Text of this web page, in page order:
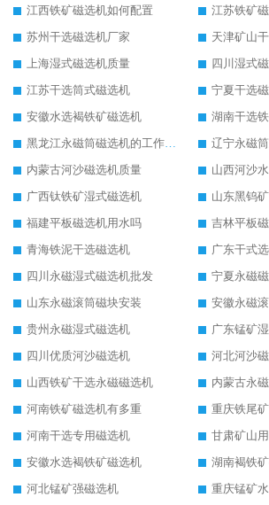
江西铁矿磁选机如何配置
江苏铁矿
苏州干选磁选机厂家
天津矿山
上海湿式磁选机质量
四川湿式
江苏干选筒式磁选机
宁夏干选
安徽水选褐铁矿磁选机
湖南干选
黑龙江永磁筒磁选机的工作原理
内蒙古河沙磁选机质量
山西河沙
广西钛铁矿湿式磁选机
山东黑钨
福建平板磁选机用水吗
吉林平板
青海铁泥干选磁选机
广东干式
四川永磁湿式磁选机批发
宁夏永磁
山东永磁滚筒磁块安装
安徽永磁
贵州永磁湿式磁选机
广东锰矿
四川优质河沙磁选机
河北河沙
山西铁矿干选永磁磁选机
内蒙古永
河南铁矿磁选机有多重
重庆铁尾
河南干选专用磁选机
安徽水选褐铁矿磁选机
湖南褐铁
河北锰矿强磁选机
重庆锰矿